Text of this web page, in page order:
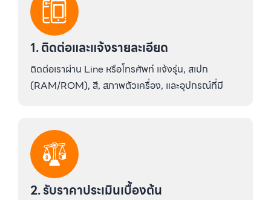
1. ติดต่อและแจ้งรายละเอียด
ติดต่อเราผ่าน Line หรือโทรศัพท์ แจ้งรุ่น, สเปก
(RAM/ROM), สี, สภาพตัวเครื่อง, และอุปกรณ์ที่มี
2. รับราคาประเมินเบื้องต้น